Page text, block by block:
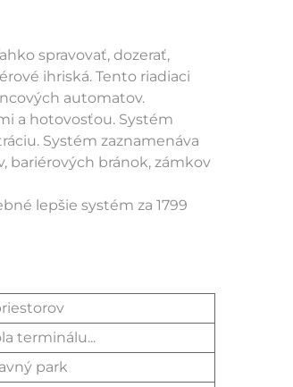
spravovať, dozerať,
ihriská. Tento riadiaci
automatov.
a hotovosťou. Systém
Systém zaznamenáva
bariérových bránok, zámkov
lepšie systém za 1799
terminálu...
park